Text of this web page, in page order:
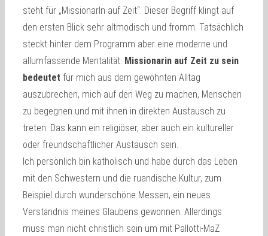
steht für „MissionarIn auf Zeit“. Dieser Begriff klingt auf
den ersten Blick sehr altmodisch und fromm. Tatsächlich
steckt hinter dem Programm aber eine moderne und
allumfassende Mentalität. Missionarin auf Zeit zu sein
bedeutet für mich aus dem gewöhnten Alltag
auszubrechen, mich auf den Weg zu machen, Menschen
zu begegnen und mit ihnen in direkten Austausch zu
treten. Das kann ein religiöser, aber auch ein kultureller
oder freundschaftlicher Austausch sein.
Ich persönlich bin katholisch und habe durch das Leben
mit den Schwestern und die ruandische Kultur, zum
Beispiel durch wunderschöne Messen, ein neues
Verständnis meines Glaubens gewonnen. Allerdings
muss man nicht christlich sein um mit Pallotti-MaZ